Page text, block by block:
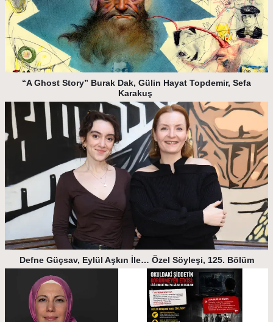
“A Ghost Story” Burak Dak, Gülin Hayat Topdemir, Sefa
Karakuş
Defne Güçsav, Eylül Aşkın İle… Özel Söyleşi, 125. Bölüm